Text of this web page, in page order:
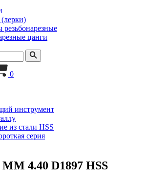
цанги
0
инструмент
из стали HSS
серия
4.40 D1897 HSS